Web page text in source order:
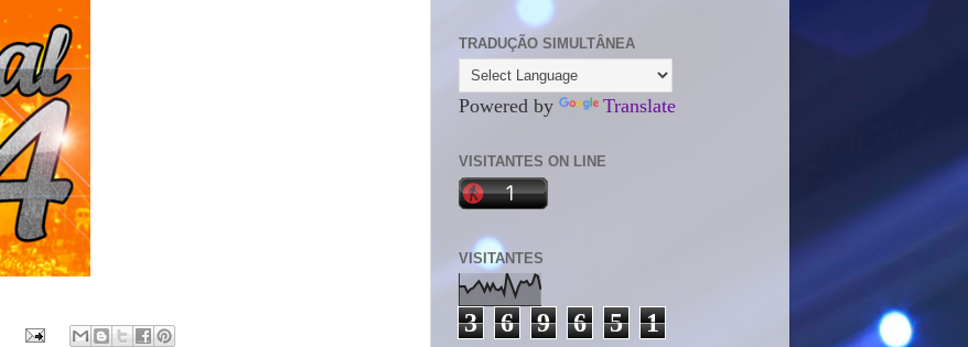
TRADUÇÃO SIMULTÂNEA
Powered by Translate
VISITANTES ON LINE
VISITANTES
3 6 9 6 5 1